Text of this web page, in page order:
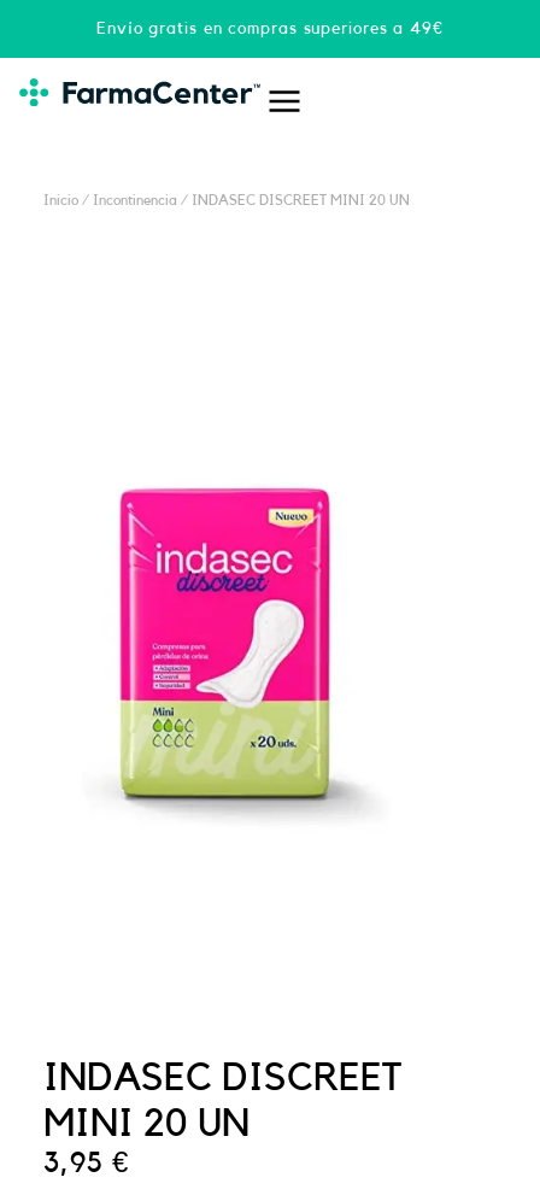
Envío gratis en compras superiores a 49€
Inicio / Incontinencia / INDASEC DISCREET MINI 20 UN
INDASEC DISCREET
MINI 20 UN
3,95 €